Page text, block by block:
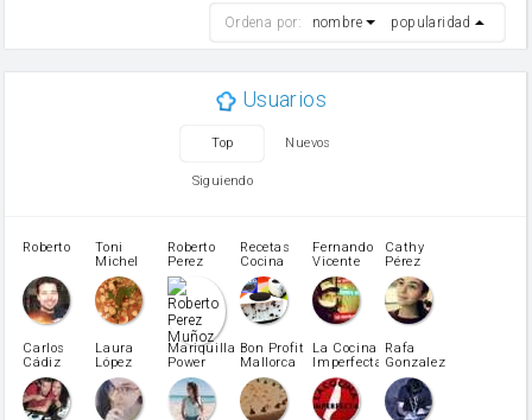
mantequilla
Opcional: Azúcar avainillado
patatas
pimiento rojo
Pimentón
pimiento verde
miel
vino blanco
Azúcar glass
Ordena por: nombre popularidad
Usuarios
Top Nuevos
Siguiendo
Roberto
Toni
Michel
Caubet
Roberto
Perez
Muñoz
Recetas
Cocina
Fernando
Vicente
Cathy
Pérez
Carlos
Cádiz
Laura
López
Martínez
Mariquilla
Power
Bon Profit
Mallorca
La Cocina
Imperfecta
Rafa
Gonzalez